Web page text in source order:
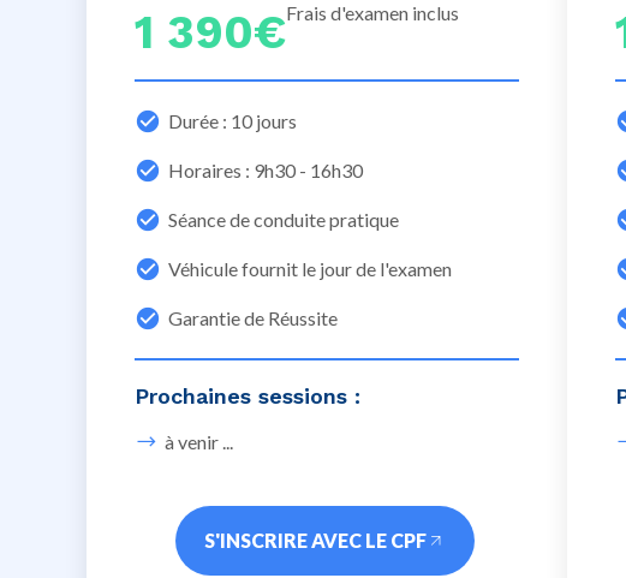
1 390€Frais d'examen inclus
Durée : 10 jours
Horaires : 9h30 - 16h30
Séance de conduite pratique
Véhicule fournit le jour de l'examen
Garantie de Réussite
Prochaines sessions :
à venir ...
S'INSCRIRE AVEC LE CPF